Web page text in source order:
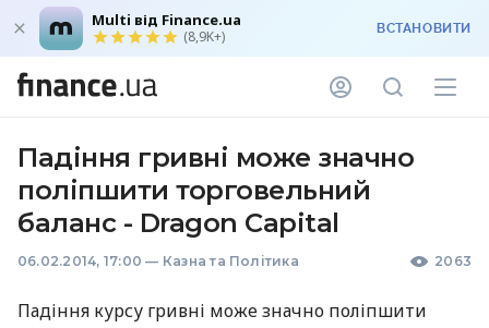
Multi від Finance.ua
(8,9K+) ВСТАНОВИТИ
Падіння гривні може значно
поліпшити торговельний
баланс - Dragon Capital
06.02.2014, 17:00 — Казна та Політика 2063
Падіння курсу гривні може значно поліпшити